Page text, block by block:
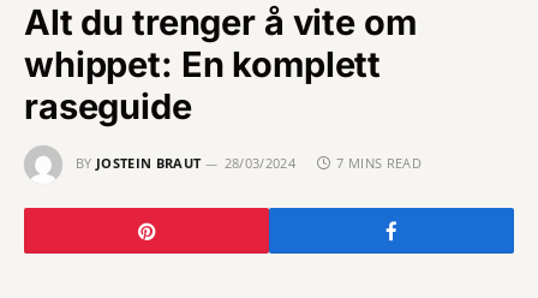
Alt du trenger å vite om
whippet: En komplett
raseguide
BY JOSTEIN BRAUT 28/03/2024 7 MINS READ